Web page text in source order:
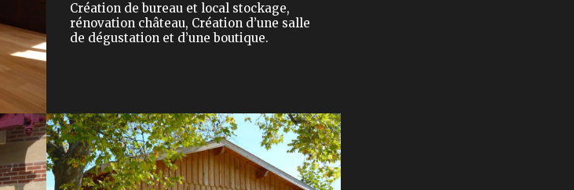
Création de bureau et local stockage,
rénovation château, Création d’une salle
de dégustation et d’une boutique.